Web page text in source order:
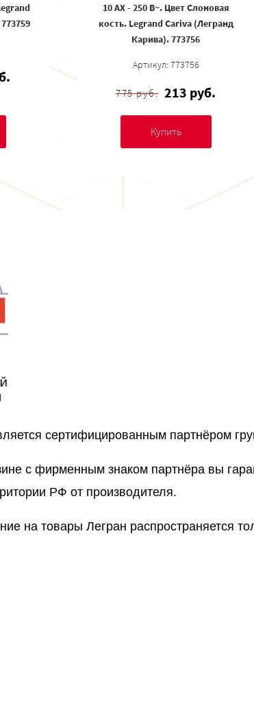
10 AX - 250 В~. Цвет Cлоновая
кость. Legrand Cariva (Легранд
Карива). 773756
Артикул: 773756
775 руб. 213 руб.
Купить
сертифицированным партнёром
с фирменным знаком партнёра вы
РФ от производителя.
на товары Легран распространяется